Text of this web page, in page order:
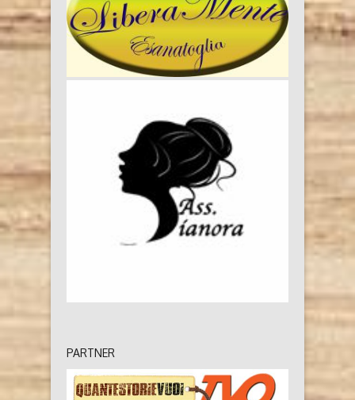
PARTNER